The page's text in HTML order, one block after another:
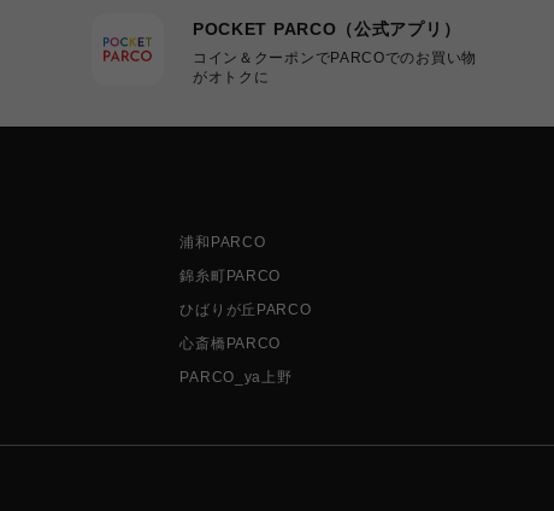
POCKET PARCO（公式アプリ）
コイン＆クーポンでPARCOでのお買い物
がオトクに
浦和PARCO
錦糸町PARCO
ひばりが丘PARCO
心斎橋PARCO
PARCO_ya上野